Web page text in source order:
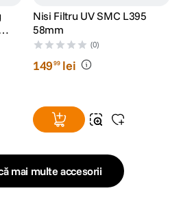
Nisi Filtru UV SMC L395
58mm
(0)
14999 lei
mai multe accesorii